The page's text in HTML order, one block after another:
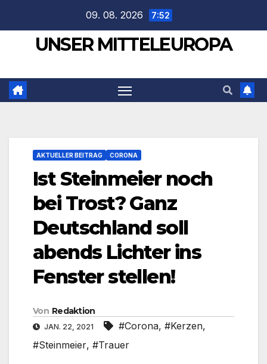
springen
09. 08. 2026 7:52
UNSER MITTELEUROPA
AKTUELLER BEITRAG CORONA
Ist Steinmeier noch
bei Trost? Ganz
Deutschland soll
abends Lichter ins
Fenster stellen!
Von Redaktion
JAN. 22, 2021 #Corona, #Kerzen,
#Steinmeier, #Trauer